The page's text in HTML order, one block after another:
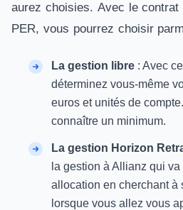
aurez choisies. Avec le contrat
PER, vous pourrez choisir
La gestion libre : Avec
déterminez vous-même
euros et unités de
connaître un minimum.
La gestion Horizon
la gestion à Allianz qui va
allocation en cherchant à
lorsque vous allez vous